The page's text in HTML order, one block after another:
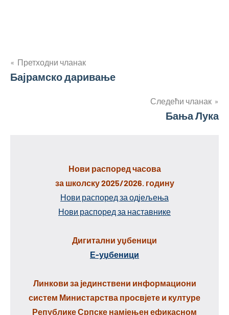
Кретање
чланка
Претходни чланак
Бајрамско даривање
Следећи чланак
Бања Лука
Нови распоред часова
за школску 2025/2026. годину
Нови распоред за одјељења
Нови распоред за наставнике
Дигитални уџбеници
Е-уџбеници
Линкови за јединствени информациони
систем Министарства просвјете и културе
Републике Српске намјењен ефикасном